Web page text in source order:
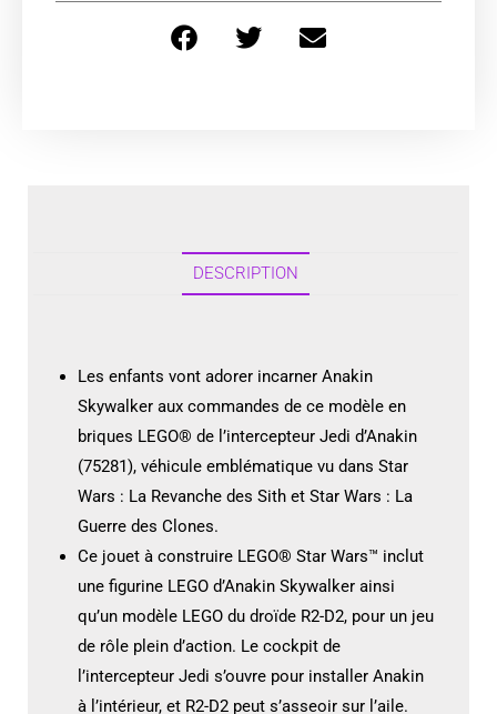
DESCRIPTION
Les enfants vont adorer incarner Anakin
Skywalker aux commandes de ce modèle en
briques LEGO® de l’intercepteur Jedi d’Anakin
(75281), véhicule emblématique vu dans Star
Wars : La Revanche des Sith et Star Wars : La
Guerre des Clones.
Ce jouet à construire LEGO® Star Wars™ inclut
une figurine LEGO d’Anakin Skywalker ainsi
qu’un modèle LEGO du droïde R2-D2, pour un jeu
de rôle plein d’action. Le cockpit de
l’intercepteur Jedi s’ouvre pour installer Anakin
à l’intérieur, et R2-D2 peut s’asseoir sur l’aile.